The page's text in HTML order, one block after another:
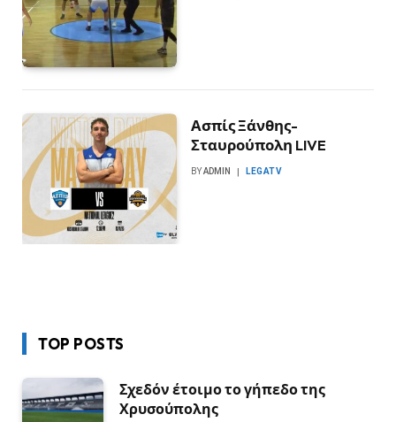
Ασπίς Ξάνθης-
Σταυρούπολη LIVE
BYADMIN LEGATV
TOP POSTS
Σχεδόν έτοιμο το γήπεδο της
Χρυσούπολης